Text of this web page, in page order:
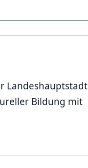
Landeshauptstadt
Bildung mit